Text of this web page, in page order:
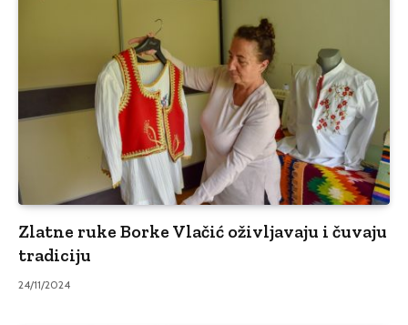
Zlatne ruke Borke Vlačić oživljavaju i čuvaju
tradiciju
24/11/2024